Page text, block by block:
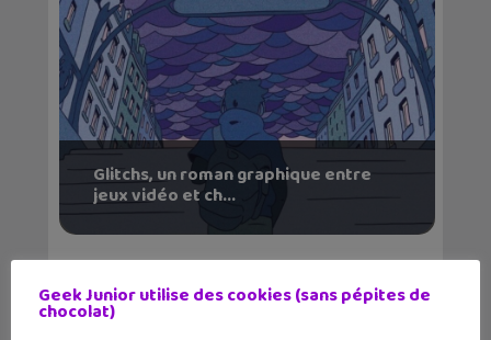
Glitchs, un roman graphique entre
jeux vidéo et ch...
Geek Junior utilise des cookies (sans pépites de
chocolat)